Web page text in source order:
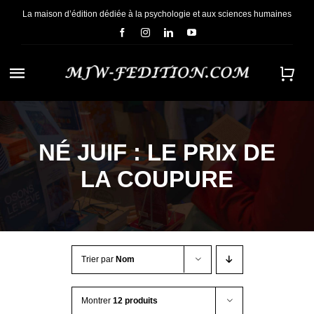
PasserLa maison d’édition dédiée à la psychologie et aux sciences humaines
Navigation
à
bascule
ACCUEIL
NOUS CONNAÎTRE
CONTACT
NÉ JUIF : LE PRIX DE
LA COUPURE
Trier par Nom
Montrer 12 produits